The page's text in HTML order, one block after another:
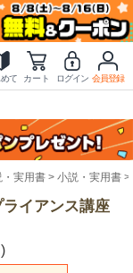
て カート ログイン 会員登録
・実用書 小説・実用書
イアンス講座